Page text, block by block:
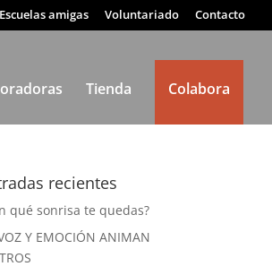
Escuelas amigas Voluntariado Contacto
Tienda Colabora
recientes
qué sonrisa te quedas?
Y EMOCIÓN ANIMAN